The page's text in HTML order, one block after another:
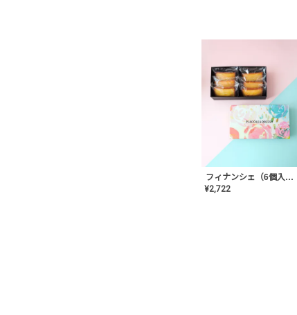
フィナンシェ（6個入り）
¥2,722